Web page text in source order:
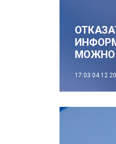
МОЖНО
17:03